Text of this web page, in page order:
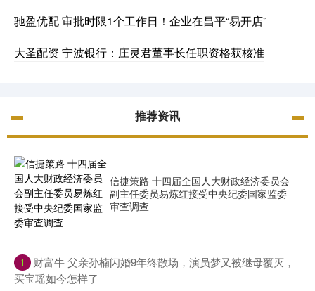
驰盈优配 审批时限1个工作日！企业在昌平“易开店”
大圣配资 宁波银行：庄灵君董事长任职资格获核准
推荐资讯
信捷策路 十四届全国人大财政经济委员会
副主任委员易炼红接受中央纪委国家监委
审查调查
1
​财富牛 父亲孙楠闪婚9年终散场，演员梦又被继母覆灭，
买宝瑶如今怎样了